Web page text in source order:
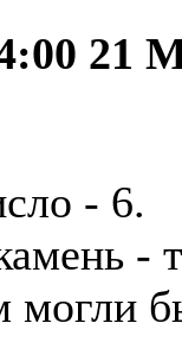
21
- 6.
-
могли